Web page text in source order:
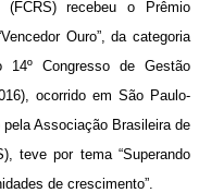
recebeu o Prêmio
Ouro”, da categoria
14º Congresso de Gestão
ocorrido em São Paulo-
Associação Brasileira de
teve por tema “Superando
de crescimento”.